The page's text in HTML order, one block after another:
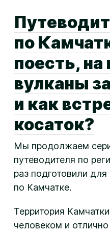
по
поесть, на
вулканы
и как
косаток?
Мы продолжаем
путеводителя по
раз подготовили
по Камчатке.
Территория
человеком и